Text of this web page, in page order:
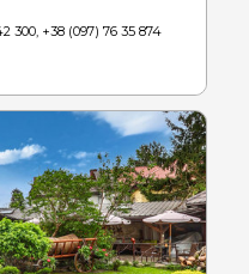
300, +38 (097) 76 35 874